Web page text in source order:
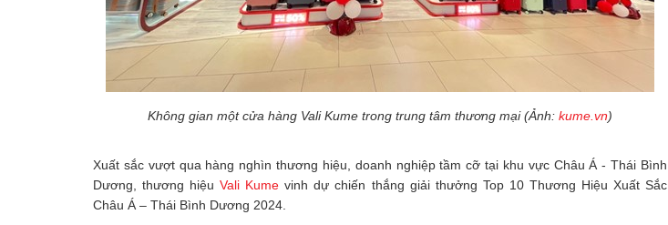
Không gian một cửa hàng Vali Kume trong trung tâm thương mại (Ảnh: kume.vn)
Xuất sắc vượt qua hàng nghìn thương hiệu, doanh nghiệp tầm cỡ tại khu vực Châu Á - Thái Bình
Dương, thương hiệu Vali Kume vinh dự chiến thắng giải thưởng Top 10 Thương Hiệu Xuất Sắc
Châu Á – Thái Bình Dương 2024.